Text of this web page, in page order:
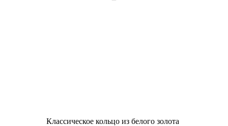
Классическое кольцо из белого золота